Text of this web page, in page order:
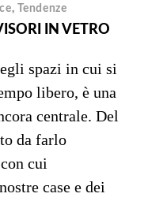
, Tendenze
IN VETRO
spazi in cui si
libero, è una
centrale. Del
da farlo
cui
case e dei